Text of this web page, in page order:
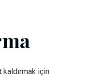
kaldırmak için